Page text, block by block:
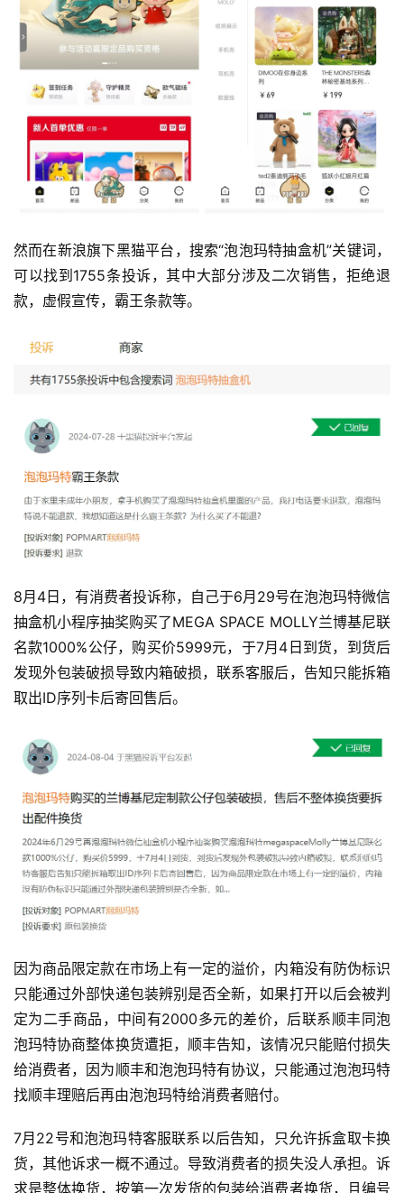
然而在新浪旗下黑猫平台，搜索“泡泡玛特抽盒机”关键词，
可以找到1755条投诉，其中大部分涉及二次销售，拒绝退
款，虚假宣传，霸王条款等。
8月4日，有消费者投诉称，自己于6月29号在泡泡玛特微信
抽盒机小程序抽奖购买了MEGA SPACE MOLLY兰博基尼联
名款1000%公仔，购买价5999元，于7月4日到货，到货后
发现外包装破损导致内箱破损，联系客服后，告知只能拆箱
取出ID序列卡后寄回售后。
因为商品限定款在市场上有一定的溢价，内箱没有防伪标识
只能通过外部快递包装辨别是否全新，如果打开以后会被判
定为二手商品，中间有2000多元的差价，后联系顺丰同泡
泡玛特协商整体换货遭拒，顺丰告知，该情况只能赔付损失
给消费者，因为顺丰和泡泡玛特有协议，只能通过泡泡玛特
找顺丰理赔后再由泡泡玛特给消费者赔付。
7月22号和泡泡玛特客服联系以后告知，只允许拆盒取卡换
货，其他诉求一概不通过。导致消费者的损失没人承担。诉
求是整体换货，按第一次发货的包装给消费者换货，且编号